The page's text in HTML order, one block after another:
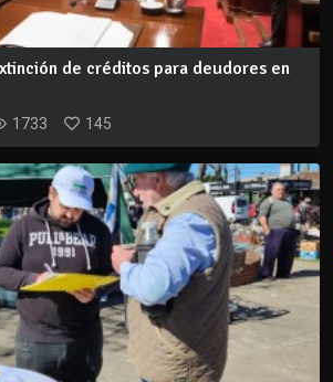
de créditos para deudores en
1733 145